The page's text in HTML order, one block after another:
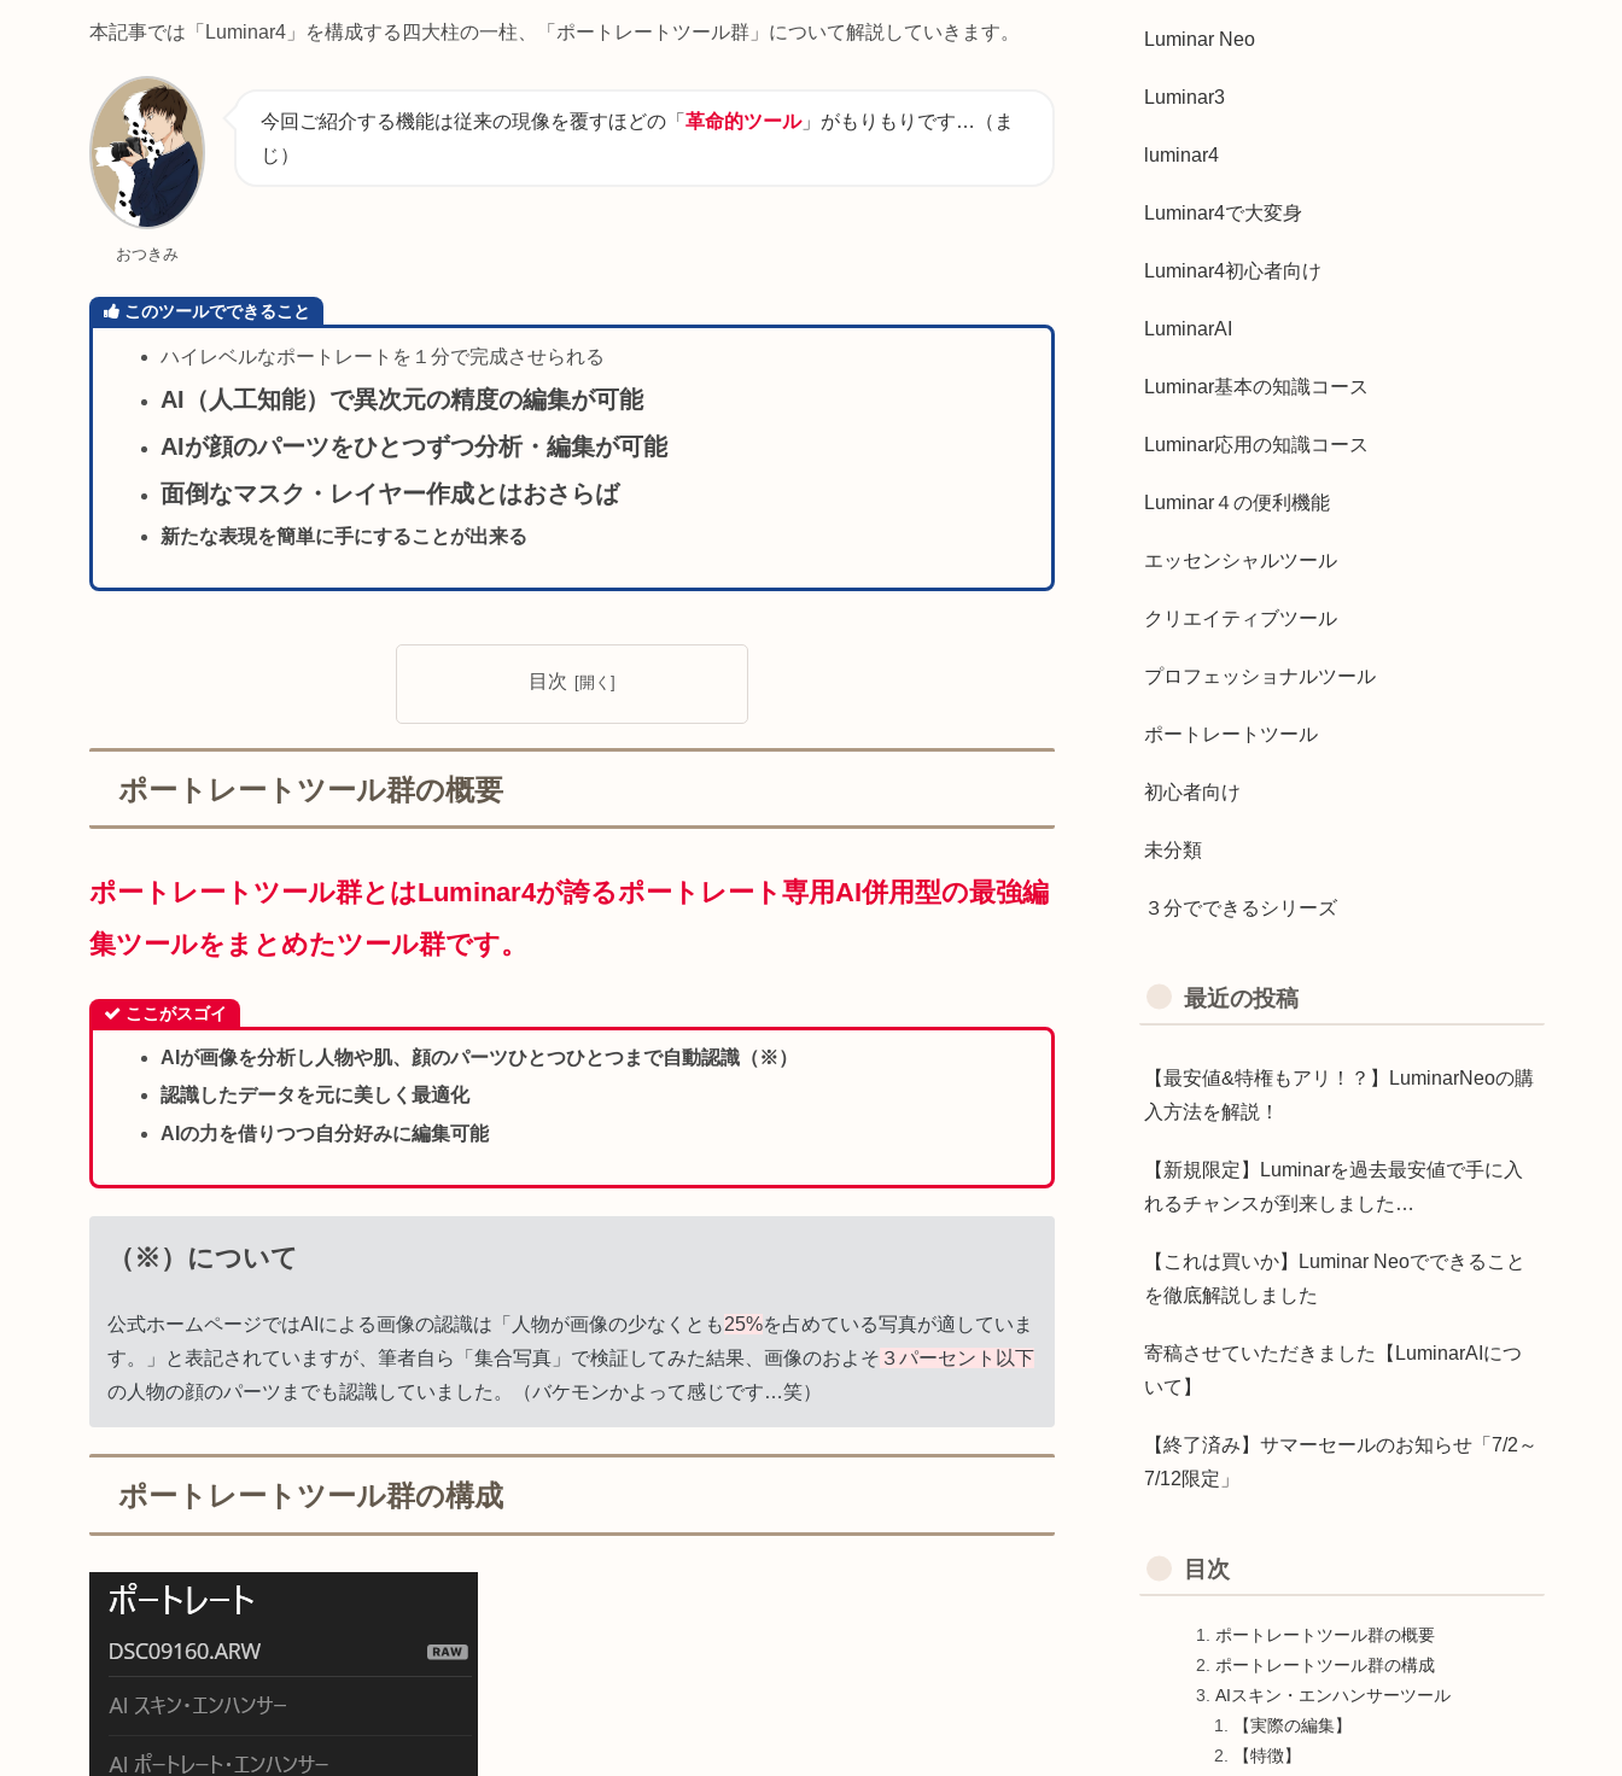
本記事では「Luminar4」を構成する四大柱の一柱、「ポートレートツール群」について解説していきます。
おつきみ
今回ご紹介する機能は従来の現像を覆すほどの「 革命的ツール」がもりもりです…（ま
じ）
このツールでできること
ハイレベルなポートレートを１分で完成させられる
AI（人工知能）で異次元の精度の編集が可能
AIが顔のパーツをひとつずつ分析・編集が可能
面倒なマスク・レイヤー作成とはおさらば
新たな表現を簡単に手にすることが出来る
目次
ポートレートツール群の概要
ポートレートツール群と はLuminar4が誇るポートレート専用AI併用型の最強編
集ツールをまとめたツール群です。
ここがスゴイ
AIが画像を分析し人物や肌、顔のパーツひとつひとつまで自動認識（※）
認識したデータを元に美しく最適化
AIの力を借りつつ自分好みに編集可能
（※）について
公式ホームページではAIによる画像の認識は「人物が画像の少なくとも25%を占めている写真が適していま
す。」と表記されていますが、筆者自ら「集合写真」で検証してみた結果、画像のおよそ ３パーセント以下
の人物の顔のパーツまでも認識していました。（バケモンかよって感じです…笑）
ポートレートツール群の構成
Luminar Neo
Luminar3
luminar4
Luminar4で大変身
Luminar4初心者向け
LuminarAI
Luminar基本の知識コース
Luminar応用の知識コース
Luminar４の便利機能
エッセンシャルツール
クリエイティブツール
プロフェッショナルツール
ポートレートツール
初心者向け
未分類
３分でできるシリーズ
最近の投稿
【最安値&特権もアリ！？】LuminarNeoの購
入方法を解説！
【新規限定】Luminarを過去最安値で手に入
れるチャンスが到来しました…
【これは買いか】Luminar Neoでできること
を徹底解説しました
寄稿させていただきました【LuminarAIにつ
いて】
【終了済み】サマーセールのお知らせ「7/2～
7/12限定」
目次
ポートレートツール群の概要
ポートレートツール群の構成
AIスキン・エンハンサーツール
【実際の編集】
【特徴】